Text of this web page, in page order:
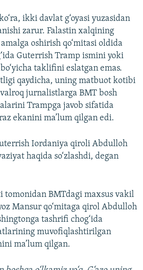
ikki davlat g‘oyasi yuzasidan
zarur. Falastin xalqining
oshirish qo‘mitasi oldida
Guterrish Tramp ismini yoki
taklifini eslatgan emas.
qaydicha, uning matbuot kotibi
jurnalistlarga BMT bosh
Trampga javob sifatida
ekanini ma’lum qilgan edi.
Iordaniya qiroli Abdulloh
haqida so‘zlashdi, degan
tomonidan BMTdagi maxsus vakil
Mansur qo‘mitaga qirol Abdulloh
tashrifi chog‘ida
muvofiqlashtirilgan
ma’lum qilgan.